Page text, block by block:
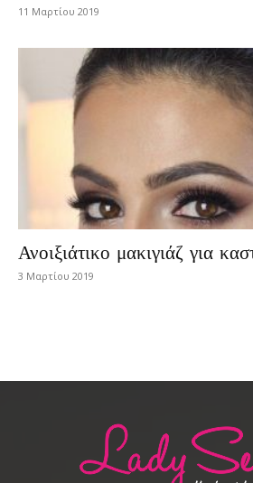
11 Μαρτίου 2019
Ανοιξιάτικο μακιγιάζ για
3 Μαρτίου 2019